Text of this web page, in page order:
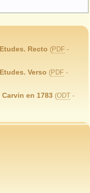
Recto (PDF-
Verso (PDF-
en 1783 (ODT-